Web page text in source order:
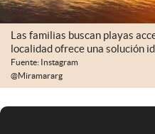
abre en nueva pestaña
Argentina
Las familias buscan playas
localidad ofrece una solución
Fuente: Instagram
@Miramararg